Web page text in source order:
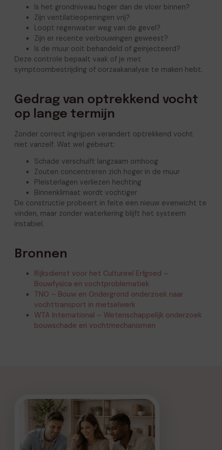
Is het grondniveau hoger dan de vloer binnen?
Zijn ventilatieopeningen vrij?
Loopt regenwater weg van de gevel?
Zijn er recente verbouwingen geweest?
Is de muur ooit behandeld of geïnjecteerd?
Deze controle bepaalt vaak of je met
symptoombestrijding of oorzaakanalyse te maken hebt.
Gedrag van optrekkend vocht
op lange termijn
Zonder correct ingrijpen verandert optrekkend vocht
niet vanzelf. Wat wel gebeurt:
Schade verschuift langzaam omhoog
Zouten concentreren zich hoger in de muur
Pleisterlagen verliezen hechting
Binnenklimaat wordt vochtiger
De constructie probeert in feite een nieuw evenwicht te
vinden, maar zonder waterkering blijft het systeem
instabiel.
Bronnen
Rijksdienst voor het Cultureel Erfgoed –
Bouwfysica en vochtproblematiek
TNO – Bouw en Ondergrond onderzoek naar
vochttransport in metselwerk
WTA International – Wetenschappelijk onderzoek
bouwschade en vochtmechanismen